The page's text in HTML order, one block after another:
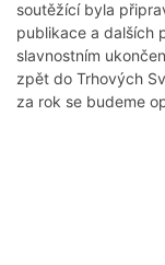
soutěžící byla
publikace a dalších
slavnostním
zpět do Trhových
za rok se budeme